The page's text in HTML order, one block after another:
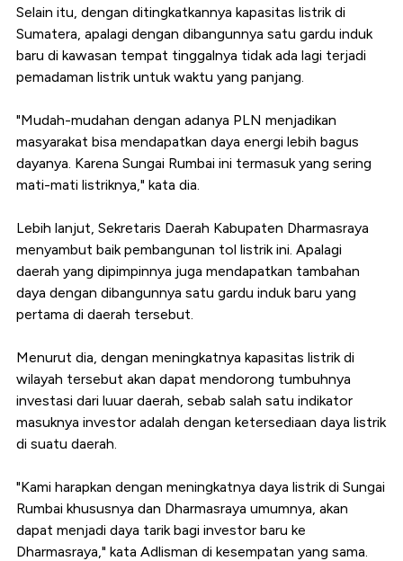
Selain itu, dengan ditingkatkannya kapasitas listrik di
Sumatera, apalagi dengan dibangunnya satu gardu induk
baru di kawasan tempat tinggalnya tidak ada lagi terjadi
pemadaman listrik untuk waktu yang panjang.
"Mudah-mudahan dengan adanya PLN menjadikan
masyarakat bisa mendapatkan daya energi lebih bagus
dayanya. Karena Sungai Rumbai ini termasuk yang sering
mati-mati listriknya," kata dia.
Lebih lanjut, Sekretaris Daerah Kabupaten Dharmasraya
menyambut baik pembangunan tol listrik ini. Apalagi
daerah yang dipimpinnya juga mendapatkan tambahan
daya dengan dibangunnya satu gardu induk baru yang
pertama di daerah tersebut.
Menurut dia, dengan meningkatnya kapasitas listrik di
wilayah tersebut akan dapat mendorong tumbuhnya
investasi dari luuar daerah, sebab salah satu indikator
masuknya investor adalah dengan ketersediaan daya listrik
di suatu daerah.
"Kami harapkan dengan meningkatnya daya listrik di Sungai
Rumbai khususnya dan Dharmasraya umumnya, akan
dapat menjadi daya tarik bagi investor baru ke
Dharmasraya," kata Adlisman di kesempatan yang sama.